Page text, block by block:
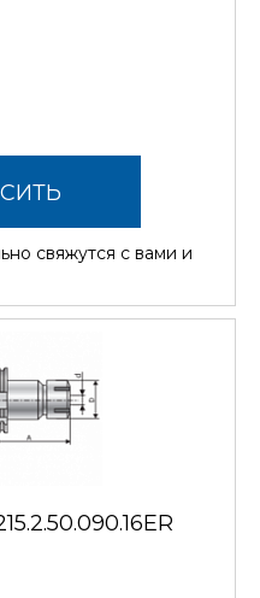
свяжутся с вами и